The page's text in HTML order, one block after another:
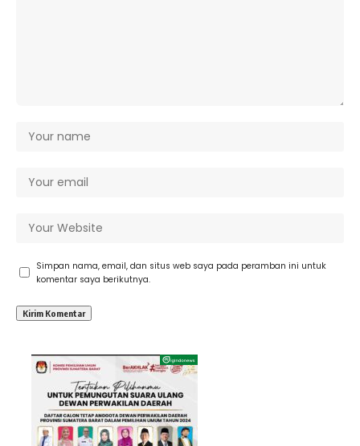
Simpan nama, email, dan situs web saya pada peramban ini untuk
komentar saya berikutnya.